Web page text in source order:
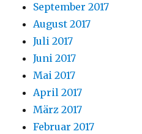
September 2017
August 2017
Juli 2017
Juni 2017
Mai 2017
April 2017
März 2017
Februar 2017